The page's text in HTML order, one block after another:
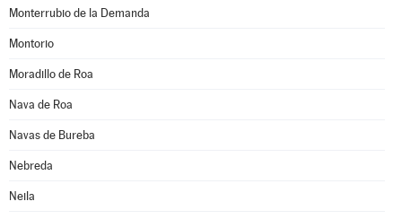
Monterrubio de la Demanda
Montorio
Moradillo de Roa
Nava de Roa
Navas de Bureba
Nebreda
Neila